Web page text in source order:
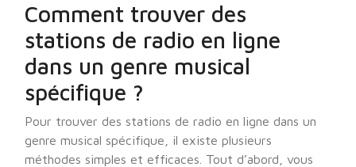
Comment trouver des
stations de radio en ligne
dans un genre musical
spécifique ?
Pour trouver des stations de radio en ligne dans un
genre musical spécifique, il existe plusieurs
méthodes simples et efficaces. Tout d’abord, vous